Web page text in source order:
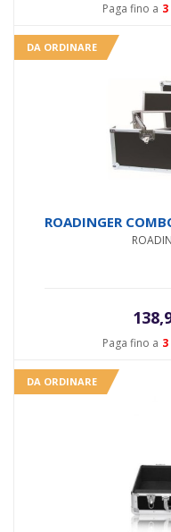
Paga fino a
DA ORDINARE
Paga fino a
ROADINGER
DA ORDINARE